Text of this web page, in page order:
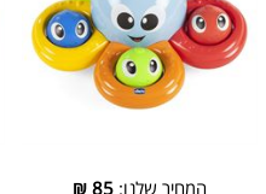
המחיר שלנו: 85
₪